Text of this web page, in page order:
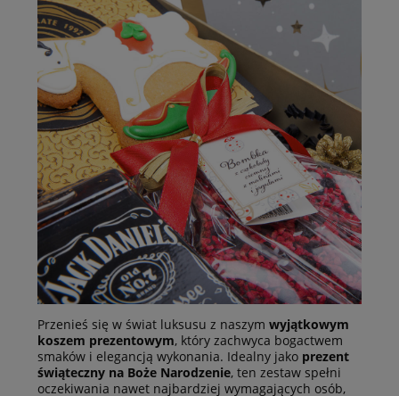
Przenieś się w świat luksusu z naszym wyjątkowym
koszem prezentowym, który zachwyca bogactwem
smaków i elegancją wykonania. Idealny jako prezent
świąteczny na Boże Narodzenie, ten zestaw spełni
oczekiwania nawet najbardziej wymagających osób,